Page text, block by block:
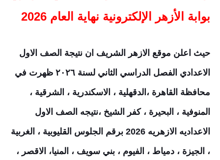
بوابة الأزهر الإلكترونية نهاية العام 2026
حيث اعلن موقع الازهر الشريف ان نتيجة الصف الاول
الاعدادي الفصل الدراسي الثاني لسنة ٢٠٢٦ ظهرت في
محافظة القاهرة ،الدقهلية ، الاسكندرية ، الشرقية ،
المنوفية ، البحيرة ، كفر الشيخ ،نتيجه الصف الاول
الاعداديه الازهريه 2026 برقم الجلوس القليوبية ، الغربية
، الجيزة ، دمياط ، الفيوم ، بني سويف ، المنيا، الاقصر ،